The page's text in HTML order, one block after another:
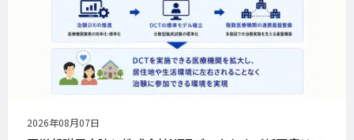
公
開
2026年08月07日